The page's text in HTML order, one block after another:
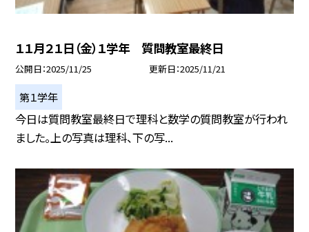
１１月２１日（金）１学年 質問教室最終日
公開日 2025/11/25 更新日 2025/11/21
第１学年
今日は質問教室最終日で理科と数学の質問教室が行われ
ました。上の写真は理科、下の写...